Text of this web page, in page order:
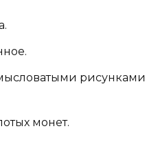
рисунками
монет.